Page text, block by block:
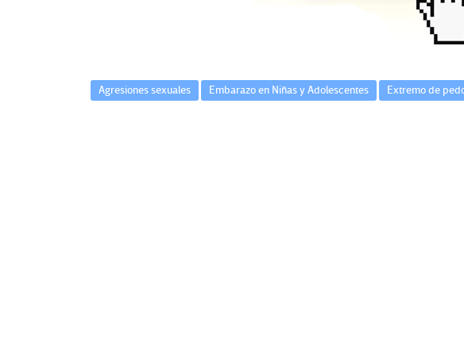
Agresiones sexuales Embarazo en Niñas y Adolescentes Extremo de